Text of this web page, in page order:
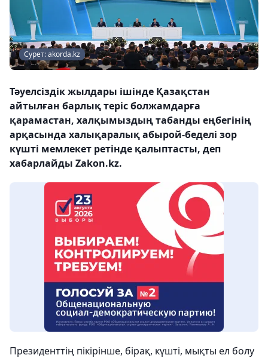
Сурет: akorda.kz
Тәуелсіздік жылдары ішінде Қазақстан
айтылған барлық теріс болжамдарға
қарамастан, халқымыздың табанды еңбегінің
арқасында халықаралық абырой-беделі зор
күшті мемлекет ретінде қалыптасты, деп
хабарлайды Zakon.kz.
Президенттің пікірінше, бірақ, күшті, мықты ел болу